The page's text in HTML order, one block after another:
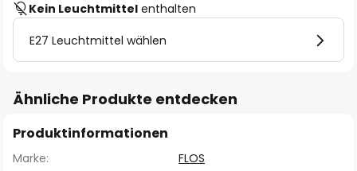
Kein Leuchtmittel enthalten
E27 Leuchtmittel wählen
Ähnliche Produkte entdecken
Produktinformationen
Marke:
FLOS